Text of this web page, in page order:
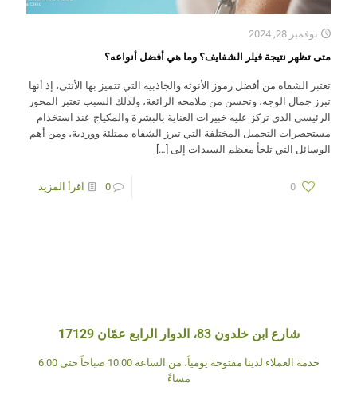
نوفمبر 28, 2024
متى تظهر نتيجة فيلر الشفايف؟ وما هي أفضل أنواعه؟
تعتبر الشفاه من أفضل رموز الأنوثة والجاذبية التي تتميز بها الأنثى، إذ أنها
تبرز جمال الوجه، وتحسن من ملامحه الرائعة، ولذلك السبب تعتبر المحور
الرئيسي الذي تركز عليه خبيرات العناية بالبشرة والمكياج عند استخدام
مستحضرات التجميل المختلفة التي تبرز الشفاه ممتلئة ووردية، ومن أهم
الوسائل التي تلجأ معظم السيدات إلى […]
0
0 اقرأ المزيد
شارع ابن خلدون 83، الدوار الرابع عمّان 17129
خدمة العملاء لدينا مفتوحة يومياً، من الساعة 10:00 صباحاً حتى 6:00
مساءً